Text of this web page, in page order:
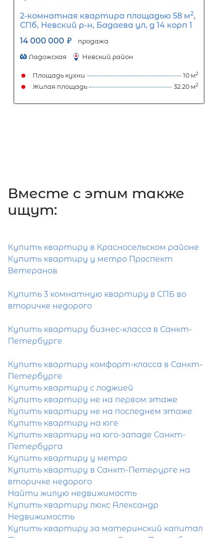
5-комнатная квартира площадью
СПб, Петродворцовый р-н,
Красного Флота ул, д 5
12 200 000 ₽
Затрудняетесь с выбором?
Мы поможем подобрать
Отправить заявку
Популярное
Вместе c этим также
ищут:
Купить квартиру в Красносельском районе
Купить квартиру у метро Проспект
Ветеранов
Купить 3 комнатную квартиру в СПБ во
вторичке недорого
Купить квартиру бизнес-класса в Санкт-
Петербурге
Купить квартиру комфорт-класса в Санкт-
Петербурге
Купить квартиру с лоджией
Купить квартиру не на первом этаже
Купить квартиру не на последнем этаже
Купить квартиру на юге
Купить квартиру на юго-западе Санкт-
Петербурга
Купить квартиру у метро
Купить квартиру в Санкт-Петерурге на
вторичке недорого
Найти жилую недвижимость
Купить квартиру люкс Александр
Недвижимость
Купить квартиру за материнский капитал